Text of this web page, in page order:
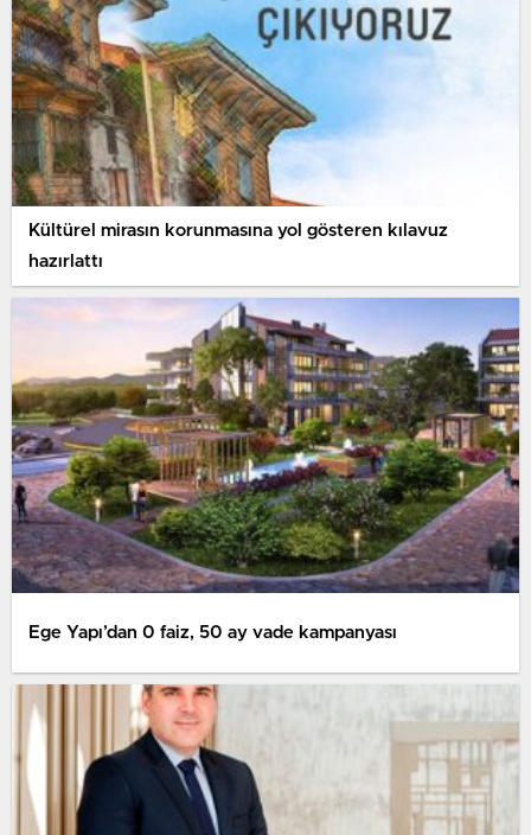
Kültürel mirasın korunmasına yol gösteren kılavuz
hazırlattı
Ege Yapı’dan 0 faiz, 50 ay vade kampanyası